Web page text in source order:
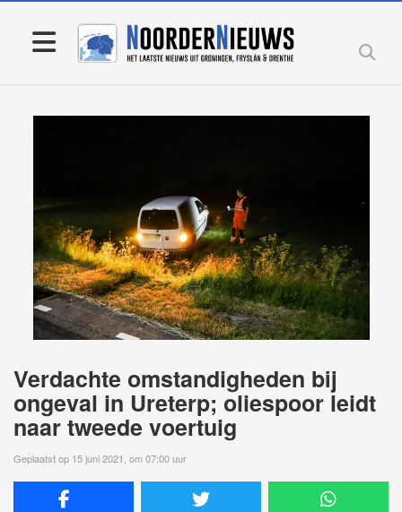
Verdachte omstandigheden bij
ongeval in Ureterp; oliespoor leidt
naar tweede voertuig
Geplaatst op 15 juni 2021, om 07:00 uur